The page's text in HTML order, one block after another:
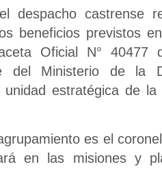
despacho castrense
beneficios previstos
Oficial N° 40477
del Ministerio de
estratégica de
es el
en las misiones y